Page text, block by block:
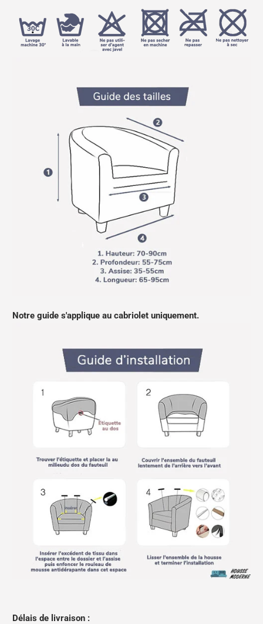
Notre guide s'applique au cabriolet uniquement.
Délais de livraison :